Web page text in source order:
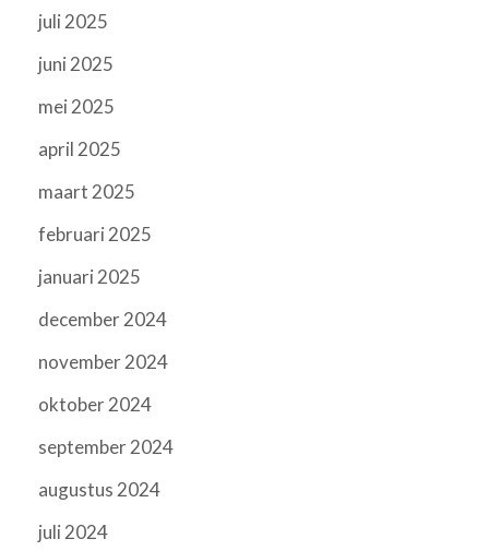
juli 2025
juni 2025
mei 2025
april 2025
maart 2025
februari 2025
januari 2025
december 2024
november 2024
oktober 2024
september 2024
augustus 2024
juli 2024